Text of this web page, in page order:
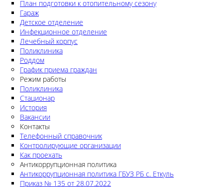
План подготовки к отопительному сезону
Гараж
Детское отделение
Инфекционное отделение
Лечебный корпус
Поликлиника
Роддом
График приема граждан
Режим работы
Поликлиника
Стационар
История
Вакансии
Контакты
Телефонный справочник
Контролирующие организации
Как проехать
Антикоррупционная политика
Антикоррупционная политика ГБУЗ РБ с. Еткуль
Приказ № 135 от 28.07.2022